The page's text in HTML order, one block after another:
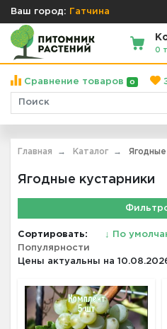
Ваш город: Гатчина
0
Сравнение товаров 0
Главная Каталог Ягодные
Ягодные кустарники
Сортировать: ↓ По
Популярности
Цены актуальны на